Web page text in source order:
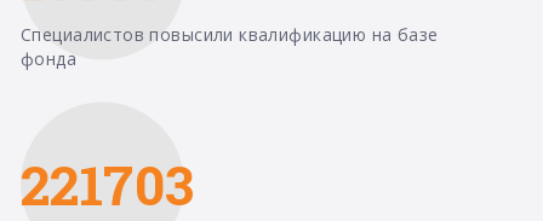
Специалистов повысили квалификацию на базе
фонда
221703